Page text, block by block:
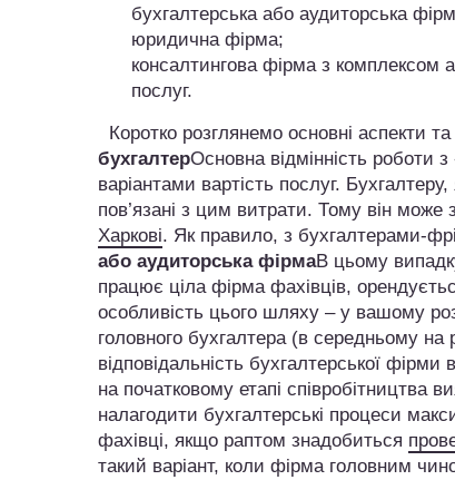
бухгалтерська або аудиторська
юридична фірма;
консалтингова фірма з комплексом
послуг.
Коротко розглянемо основні аспекти
бухгалтерОсновна відмінність роботи
варіантами вартість послуг.
пов’язані з цим витрати. Тому він може
Харкові. Як правило, з бухгалтерами-
або аудиторська фірмаВ цьому
працює ціла фірма фахівців,
особливість цього шляху – у вашому
головного бухгалтера (в середньому
відповідальність бухгалтерської
на початковому етапі співробітництва
налагодити бухгалтерські процеси
фахівці, якщо раптом знадобиться
такий варіант, коли фірма головним